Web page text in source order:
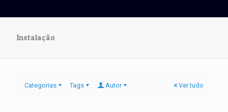
Instalação
Categorias Tags Autor Ver tudo